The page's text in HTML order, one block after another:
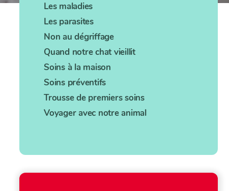
Les maladies
Les parasites
Non au dégriffage
Quand notre chat vieillit
Soins à la maison
Soins préventifs
Trousse de premiers soins
Voyager avec notre animal